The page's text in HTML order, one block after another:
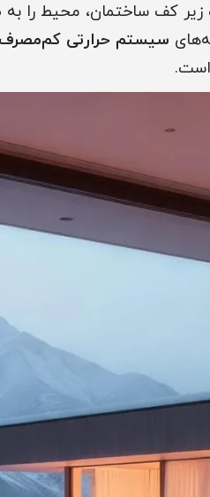
زیر کف ساختمان، محیط را
سیستم حرارتی کم‌مصرف
است.